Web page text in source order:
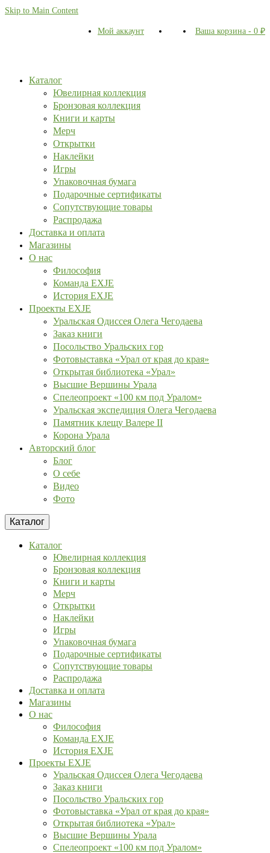
Skip to Main Content
Мой аккаунт Ваша корзина - 0 ₽
Каталог
Ювелирная коллекция
Бронзовая коллекция
Книги и карты
Мерч
Открытки
Наклейки
Игры
Упаковочная бумага
Подарочные сертификаты
Сопутствующие товары
Распродажа
Доставка и оплата
Магазины
О нас
Философия
Команда EXJE
История EXJE
Проекты EXJE
Уральская Одиссея Олега Чегодаева
Заказ книги
Посольство Уральских гор
Фотовыставка «Урал от края до края»
Открытая библиотека «Урал»
Высшие Вершины Урала
Спелеопроект «100 км под Уралом»
Уральская экспедиция Олега Чегодаева
Памятник клещу Валере II
Корона Урала
Авторский блог
Блог
О себе
Видео
Фото
Каталог
Каталог
Ювелирная коллекция
Бронзовая коллекция
Книги и карты
Мерч
Открытки
Наклейки
Игры
Упаковочная бумага
Подарочные сертификаты
Сопутствующие товары
Распродажа
Доставка и оплата
Магазины
О нас
Философия
Команда EXJE
История EXJE
Проекты EXJE
Уральская Одиссея Олега Чегодаева
Заказ книги
Посольство Уральских гор
Фотовыставка «Урал от края до края»
Открытая библиотека «Урал»
Высшие Вершины Урала
Спелеопроект «100 км под Уралом»